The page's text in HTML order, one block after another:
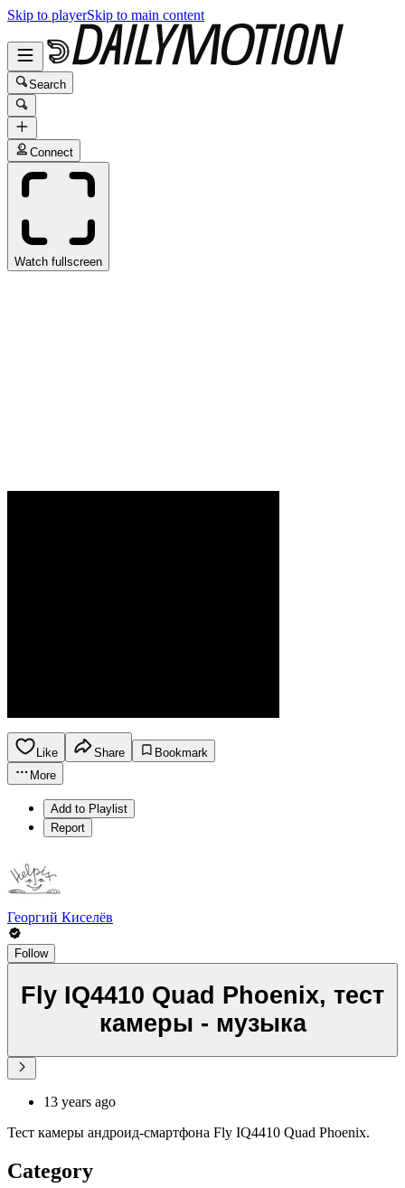
Skip to playerSkip to main content
Search
Connect
Watch fullscreen
Like Share
Bookmark
More
Add to Playlist
Report
Георгий Киселёв
Follow
Fly IQ4410 Quad Phoenix, тест
камеры - музыка
13 years ago
Тест камеры андроид-смартфона Fly IQ4410 Quad Phoenix.
Category